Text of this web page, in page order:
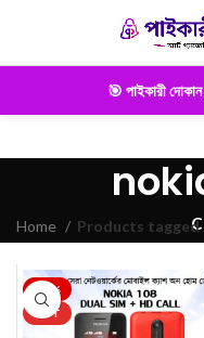
🎯 পাইকারী দোকান
Home Products tagged
-25%
HOT